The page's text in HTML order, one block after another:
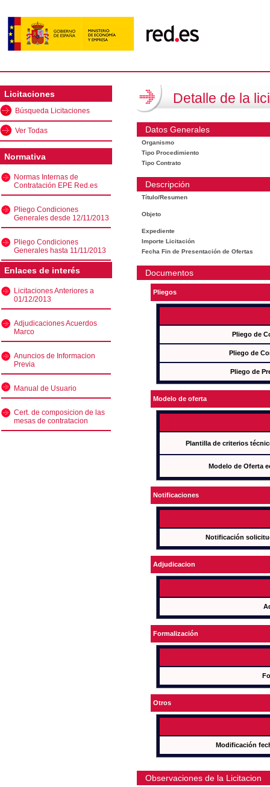
Licitaciones
Búsqueda Licitaciones
Ver Todas
Normativa
Normas Internas de
Contratación EPE Red.es
Pliego Condiciones
Generales desde 12/11/2013
Pliego Condiciones
Generales hasta 11/11/2013
Enlaces de interés
Licitaciones Anteriores a
01/12/2013
Adjudicaciones Acuerdos
Marco
Anuncios de Informacion
Previa
Manual de Usuario
Cert. de composicion de las
mesas de contratacion
Detalle de la
Datos Generales
Organismo
Tipo Procedimiento
Tipo Contrato
Descripción
Título/Resumen
Objeto
Expediente
Importe Licitación
Fecha Fin de Presentación de Ofertas
Documentos
Pliegos
Pliego de
Pliego de
Pliego de
Modelo de oferta
Plantilla de criterios
Modelo de Oferta
Notificaciones
Notificación
Adjudicacion
Formalización
Otros
Modificación
Observaciones de la Licitacion